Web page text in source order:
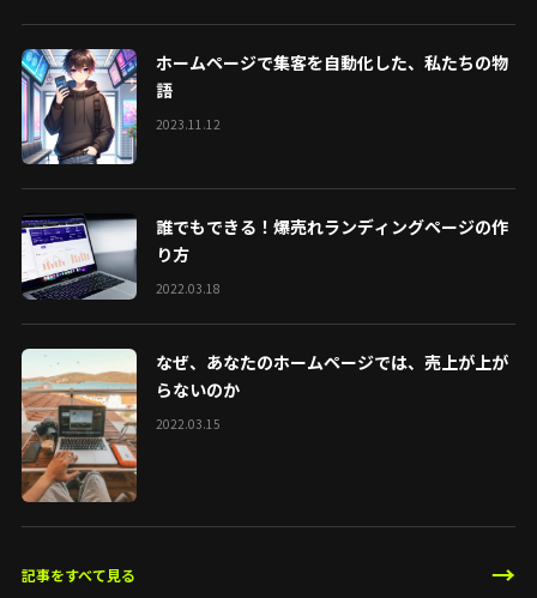
ホームページで集客を自動化した、私たちの物
語
2023.11.12
誰でもできる！爆売れランディングページの作
り方
2022.03.18
なぜ、あなたのホームページでは、売上が上が
らないのか
2022.03.15
記事をすべて見る →